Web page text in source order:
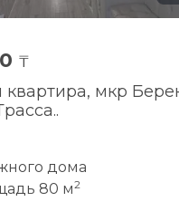
₸
квартира, мкр
дома
80 м2